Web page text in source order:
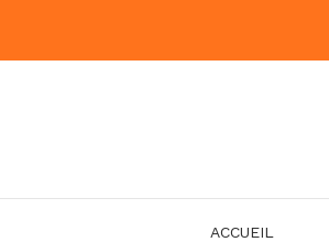
contenu
ACCUEIL